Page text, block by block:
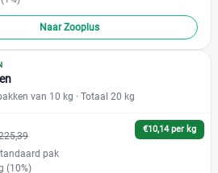
Naar Zooplus
van 10 kg · Totaal 20 kg
€10,14 per kg
pak
(10%)